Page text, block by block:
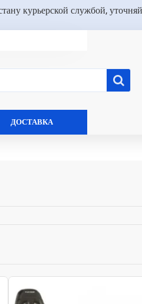
курьерской службой,
ДОСТАВКА